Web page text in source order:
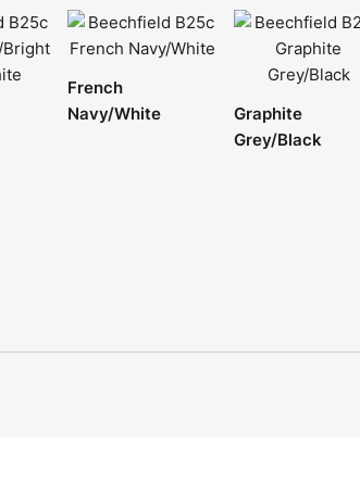
French
Navy/White
Graphite
Grey/Black